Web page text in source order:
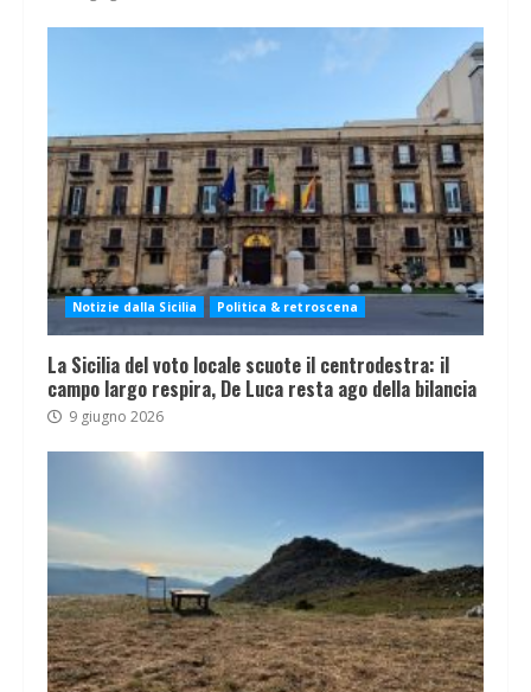
Notizie dalla Sicilia Politica & retroscena
La Sicilia del voto locale scuote il centrodestra: il
campo largo respira, De Luca resta ago della bilancia
9 giugno 2026